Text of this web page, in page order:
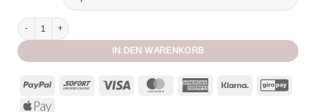
Wacoal Tanga Vivid Attraction black Menge
IN DEN WARENKORB
PayPal Sofort MasterCard American
Klarna
Apple